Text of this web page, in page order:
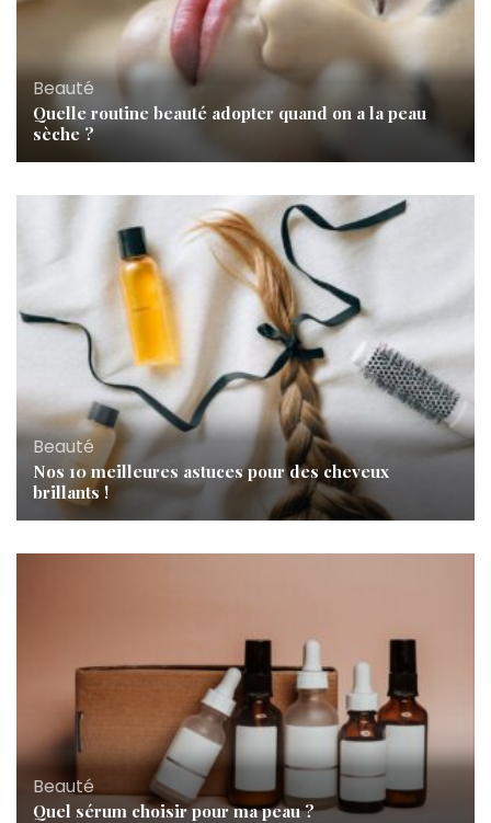
Beauté
Quelle routine beauté adopter quand on a la peau
sèche ?
Beauté
Nos 10 meilleures astuces pour des cheveux
brillants !
Beauté
Quel sérum choisir pour ma peau ?